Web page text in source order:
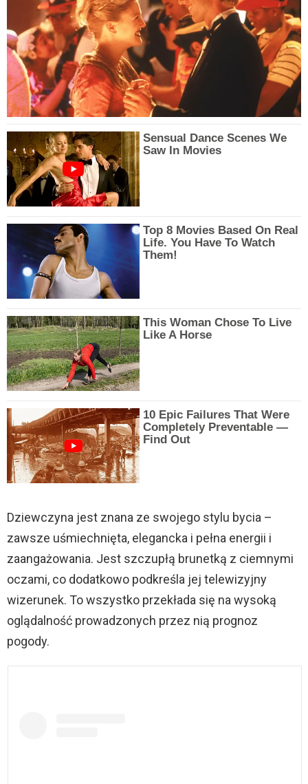
Sensual Dance Scenes We
Saw In Movies
Top 8 Movies Based On Real
Life. You Have To Watch
Them!
This Woman Chose To Live
Like A Horse
10 Epic Failures That Were
Completely Preventable —
Find Out
Dziewczyna jest znana ze swojego stylu bycia –
zawsze uśmiechnięta, elegancka i pełna energii i
zaangażowania. Jest szczupłą brunetką z ciemnymi
oczami, co dodatkowo podkreśla jej telewizyjny
wizerunek. To wszystko przekłada się na wysoką
oglądalność prowadzonych przez nią prognoz
pogody.